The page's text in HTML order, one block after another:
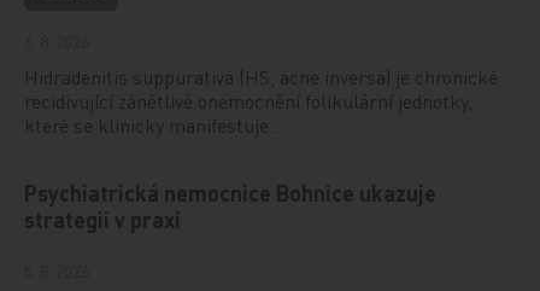
Hidradenitis suppurativa (HS, acne inversa) je chronické
recidivující zánětlivé onemocnění folikulární jednotky,
které se klinicky manifestuje…
Psychiatrická nemocnice Bohnice ukazuje
strategii v praxi